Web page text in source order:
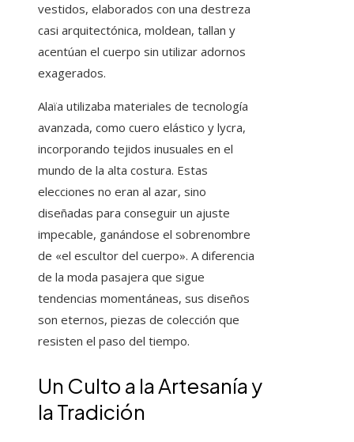
vestidos, elaborados con una destreza
casi arquitectónica, moldean, tallan y
acentúan el cuerpo sin utilizar adornos
exagerados.
Alaïa utilizaba materiales de tecnología
avanzada, como cuero elástico y lycra,
incorporando tejidos inusuales en el
mundo de la alta costura. Estas
elecciones no eran al azar, sino
diseñadas para conseguir un ajuste
impecable, ganándose el sobrenombre
de «el escultor del cuerpo». A diferencia
de la moda pasajera que sigue
tendencias momentáneas, sus diseños
son eternos, piezas de colección que
resisten el paso del tiempo.
Un Culto a la Artesanía y
la Tradición